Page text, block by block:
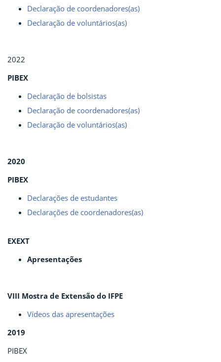
Declaração de coordenadores(as)
Declaração de voluntários(as)
2022
PIBEX
Declaração de bolsistas
Declaração de coordenadores(as)
Declaração de voluntários(as)
2020
PIBEX
Declarações de estudantes
Declarações de coordenadores(as)
EXEXT
Apresentações
VIII Mostra de Extensão do IFPE
Vídeos das apresentações
2019
PIBEX